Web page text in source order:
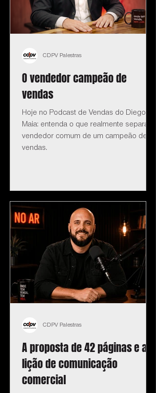
O vendedor campeão de
vendas
Hoje no Podcast de Vendas do Diego
Maia: entenda o que realmente separa o
vendedor comum de um campeão de
vendas.
CDPV Palestras
A proposta de 42 páginas e a
lição de comunicação
comercial
CDPV Palestras